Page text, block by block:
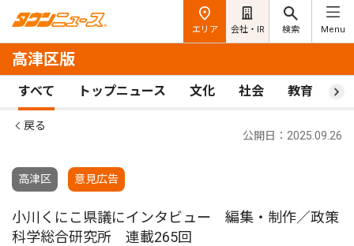
エリア 会社・IR 検索 Menu
高津区版
すべて トップニュース 文化 社会 教育 ス
戻る
高津区 意見広告
公開日：2025.09.26
小川くにこ県議にインタビュー 編集・制作／政策
科学総合研究所 連載265回